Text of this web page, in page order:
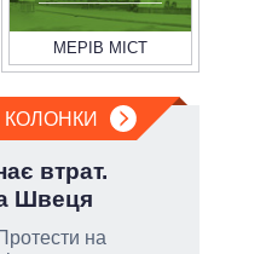
МЕРІВ МІСТ
КОЛОНКИ
втрат.
Швеця
на